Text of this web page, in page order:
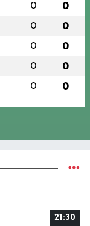
0 0
0 0
0 0
0 0
0 0
21:30